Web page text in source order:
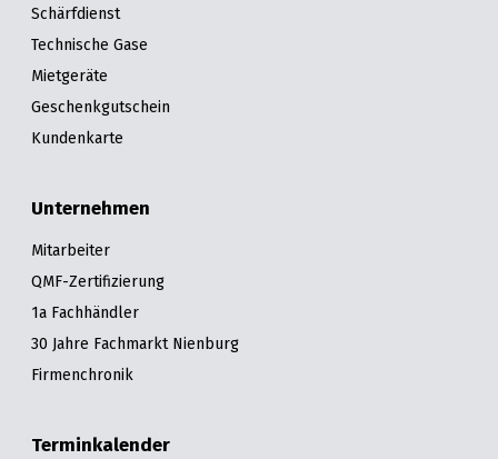
Schärfdienst
Technische Gase
Mietgeräte
Geschenkgutschein
Kundenkarte
Unternehmen
Mitarbeiter
QMF-Zertifizierung
1a Fachhändler
30 Jahre Fachmarkt Nienburg
Firmenchronik
Terminkalender